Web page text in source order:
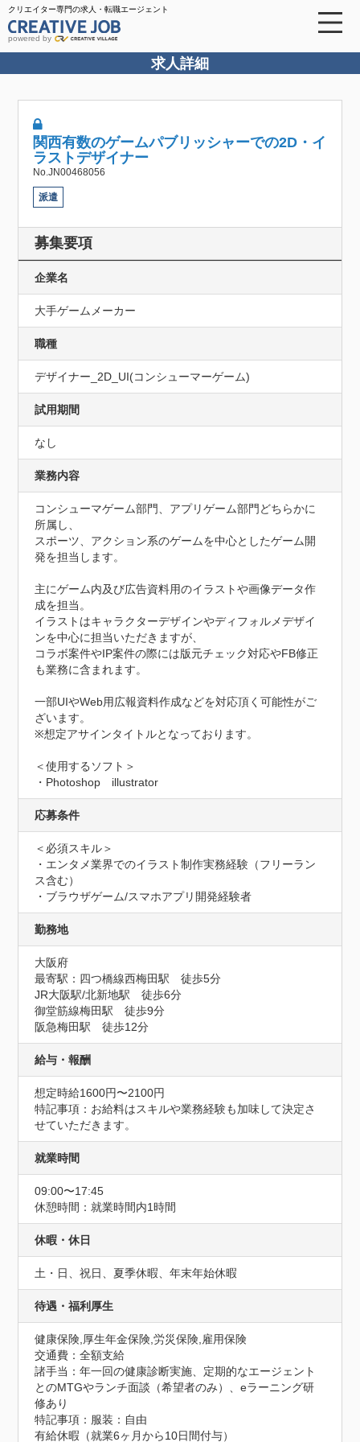
クリエイター専門の求人・転職エージェント
powered by
求人詳細
関西有数のゲームパブリッシャーでの2D・イ
ラストデザイナー
No.JN00468056
派遣
募集要項
企業名
大手ゲームメーカー
職種
デザイナー_2D_UI(コンシューマーゲーム)
試用期間
なし
業務内容
コンシューマゲーム部門、アプリゲーム部門どちらかに
所属し、
スポーツ、アクション系のゲームを中心としたゲーム開
発を担当します。
主にゲーム内及び広告資料用のイラストや画像データ作
成を担当。
イラストはキャラクターデザインやディフォルメデザイ
ンを中心に担当いただきますが、
コラボ案件やIP案件の際には版元チェック対応やFB修正
も業務に含まれます。
一部UIやWeb用広報資料作成などを対応頂く可能性がご
ざいます。
※想定アサインタイトルとなっております。
＜使用するソフト＞
・Photoshop　illustrator
応募条件
＜必須スキル＞
・エンタメ業界でのイラスト制作実務経験（フリーラン
ス含む）
・ブラウザゲーム/スマホアプリ開発経験者
勤務地
大阪府
最寄駅：四つ橋線西梅田駅　徒歩5分
JR大阪駅/北新地駅　徒歩6分
御堂筋線梅田駅　徒歩9分
阪急梅田駅　徒歩12分
給与・報酬
想定時給1600円〜2100円
特記事項：お給料はスキルや業務経験も加味して決定さ
せていただきます。
就業時間
09:00〜17:45
休憩時間：就業時間内1時間
休暇・休日
土・日、祝日、夏季休暇、年末年始休暇
待遇・福利厚生
健康保険,厚生年金保険,労災保険,雇用保険
交通費：全額支給
諸手当：年一回の健康診断実施、定期的なエージェント
とのMTGやランチ面談（希望者のみ）、eラーニング研
修あり
特記事項：服装：自由
有給休暇（就業6ヶ月から10日間付与）